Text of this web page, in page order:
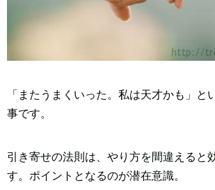
「またうまくいった。私は天才かも」と
事です。
引き寄せの法則は、やり方を間違えると
す。ポイントとなるのが潜在意識。